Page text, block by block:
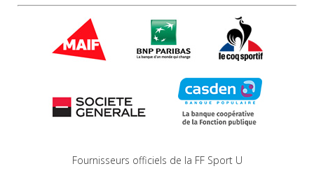
Fournisseurs officiels de la FF Sport U